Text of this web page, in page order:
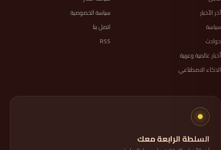
آخر الأخبار
سياسة
حوادث
أخبار عالمية وعربية
الذكاء الاصطناعي
سياسة الخصوصية
اتصل بنا
RSS
السلطة الرابعة معك